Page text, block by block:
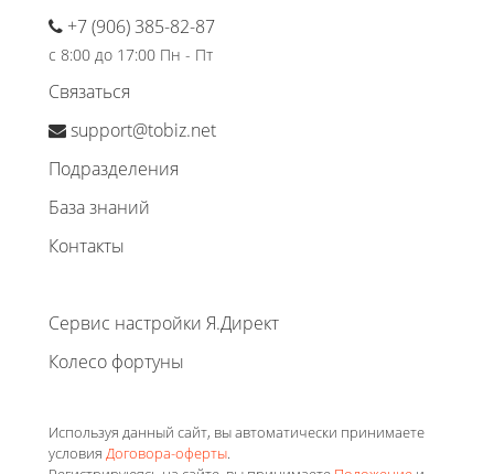
+7 (906) 385-82-87
с 8:00 до 17:00 Пн - Пт
Связаться
support@tobiz.net
Подразделения
База знаний
Контакты
Сервис настройки Я.Директ
Колесо фортуны
Используя данный сайт, вы автоматически принимаете
условия Договора-оферты.